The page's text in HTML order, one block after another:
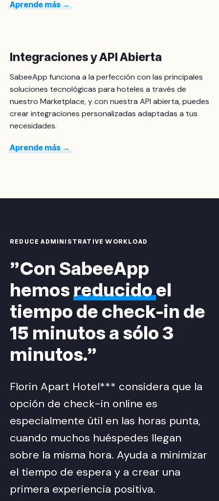
Aprende más →
Integraciones y API Abierta
SabeeApp funciona a la perfección con las principales
soluciones tecnológicas para hoteles a través de
nuestro Marketplace, y con nuestra API abierta, puedes
crear integraciones personalizadas adaptadas a tus
necesidades.
Aprende más →
REDUCE ADMINISTRATIVE WORKLOAD
"Con SabeeApp
hemosreducidoel
tiempo de check-in de
15 minutos a sólo 3
minutos."
Florin Apart Hotel*** considera que la
opción de check-in online es
especialmente útil en las horas punta,
cuando muchos huéspedes llegan
sobre la misma hora. Ayuda a minimizar
el tiempo de espera y a crear una
primera experiencia positiva.